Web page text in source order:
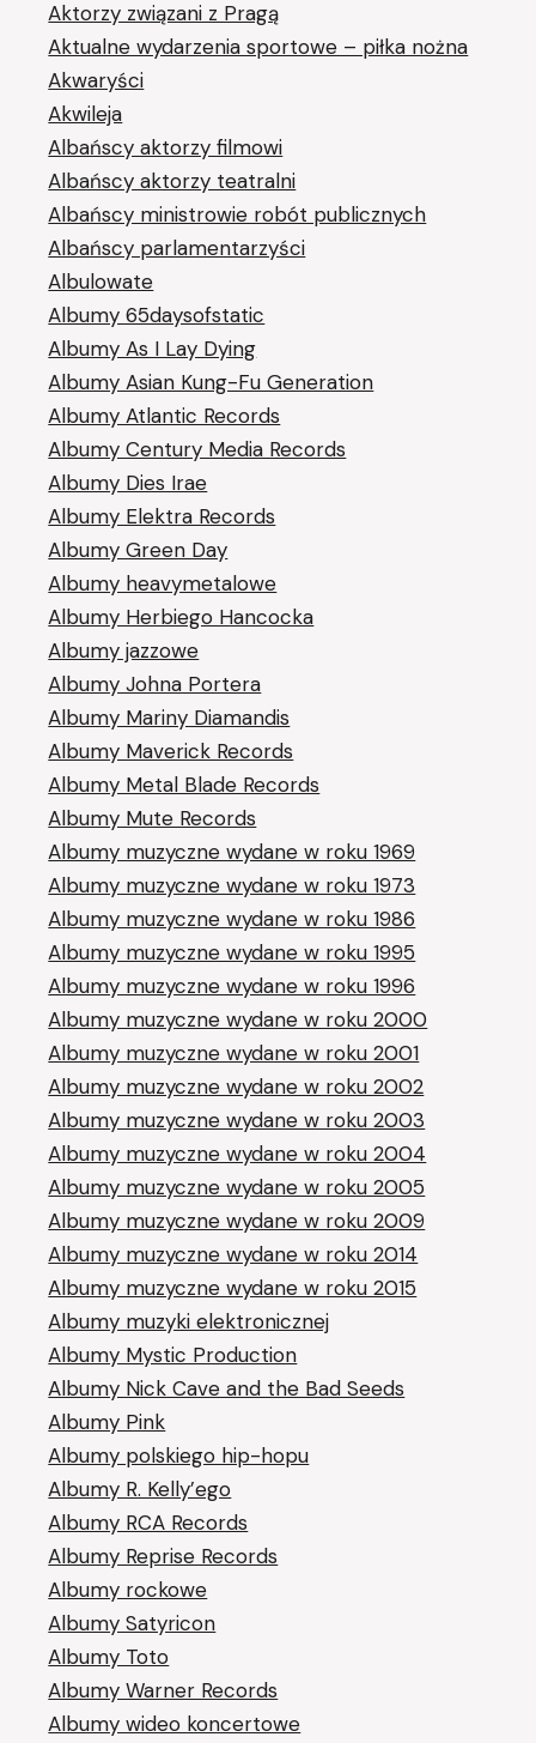
Aktorzy związani z Pragą
Aktualne wydarzenia sportowe – piłka nożna
Akwaryści
Akwileja
Albańscy aktorzy filmowi
Albańscy aktorzy teatralni
Albańscy ministrowie robót publicznych
Albańscy parlamentarzyści
Albulowate
Albumy 65daysofstatic
Albumy As I Lay Dying
Albumy Asian Kung-Fu Generation
Albumy Atlantic Records
Albumy Century Media Records
Albumy Dies Irae
Albumy Elektra Records
Albumy Green Day
Albumy heavymetalowe
Albumy Herbiego Hancocka
Albumy jazzowe
Albumy Johna Portera
Albumy Mariny Diamandis
Albumy Maverick Records
Albumy Metal Blade Records
Albumy Mute Records
Albumy muzyczne wydane w roku 1969
Albumy muzyczne wydane w roku 1973
Albumy muzyczne wydane w roku 1986
Albumy muzyczne wydane w roku 1995
Albumy muzyczne wydane w roku 1996
Albumy muzyczne wydane w roku 2000
Albumy muzyczne wydane w roku 2001
Albumy muzyczne wydane w roku 2002
Albumy muzyczne wydane w roku 2003
Albumy muzyczne wydane w roku 2004
Albumy muzyczne wydane w roku 2005
Albumy muzyczne wydane w roku 2009
Albumy muzyczne wydane w roku 2014
Albumy muzyczne wydane w roku 2015
Albumy muzyki elektronicznej
Albumy Mystic Production
Albumy Nick Cave and the Bad Seeds
Albumy Pink
Albumy polskiego hip-hopu
Albumy R. Kelly’ego
Albumy RCA Records
Albumy Reprise Records
Albumy rockowe
Albumy Satyricon
Albumy Toto
Albumy Warner Records
Albumy wideo koncertowe